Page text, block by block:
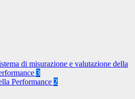
di misurazione e valutazione della
3
Performance 2